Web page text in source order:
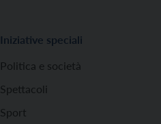
Iniziative speciali
Politica e società
Spettacoli
Sport